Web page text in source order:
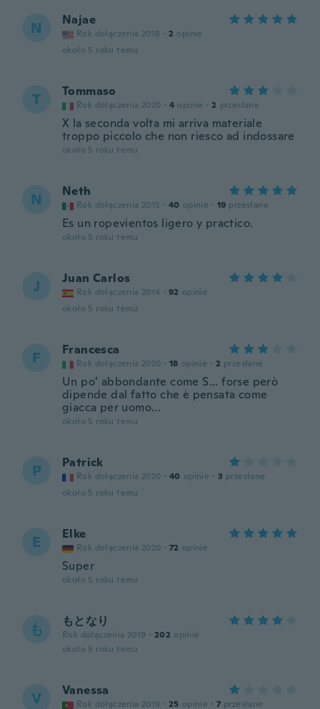
N Najae
Rok dołączenia 2018 · 2 opinie
około 5 roku temu
T Tommaso
Rok dołączenia 2020 · 4 opinie · 2 przesłane
X la seconda volta mi arriva materiale
troppo piccolo che non riesco ad indossare
około 5 roku temu
N Neth
Rok dołączenia 2015 · 40 opinie · 19 przesłane
Es un ropevientos ligero y practico.
około 5 roku temu
J Juan Carlos
Rok dołączenia 2014 · 92 opinie
około 5 roku temu
F Francesca
Rok dołączenia 2020 · 18 opinie · 2 przesłane
Un po’ abbondante come S... forse però
dipende dal fatto che è pensata come
giacca per uomo...
około 5 roku temu
P Patrick
Rok dołączenia 2020 · 40 opinie · 3 przesłane
około 5 roku temu
E Elke
Rok dołączenia 2020 · 72 opinie
Super
około 5 roku temu
も もとなり
Rok dołączenia 2019 · 202 opinie
około 5 roku temu
V Vanessa
Rok dołączenia 2019 · 25 opinie · 7 przesłane